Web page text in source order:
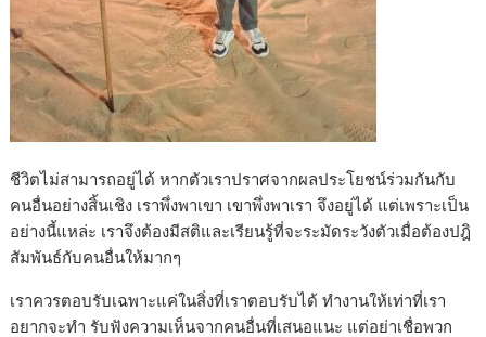
ชีวิตไม่สามารถอยู่ได้ หากตัวเราปราศจากผลประโยชน์ร่วมกันกับ
คนอื่นอย่างสิ้นเชิง เราพึ่งพาเขา เขาพึ่งพาเรา จึงอยู่ได้ แต่เพราะเป็น
อย่างนี้แหล่ะ เราจึงต้องมีสติและเรียนรู้ที่จะระมัดระวังตัวเมื่อต้องปฎิ
สัมพันธ์กับคนอื่นให้มากๆ
เราควรตอบรับเฉพาะแค่ในสิ่งที่เราตอบรับได้ ทำงานให้เท่าที่เรา
อยากจะทำ รับฟังความเห็นจากคนอื่นที่เสนอแนะ แต่อย่าเชื่อพวก